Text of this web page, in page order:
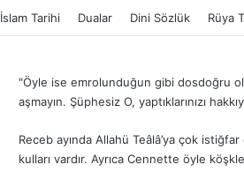
İslam Tarihi Dualar Dini Sözlük Rüya
"Öyle ise emrolunduğun gibi dosdoğru
aşmayın. Şüphesiz O, yaptıklarınızı
Receb ayında Allahü Teâlâ’ya çok
kulları vardır. Ayrıca Cennette öyle